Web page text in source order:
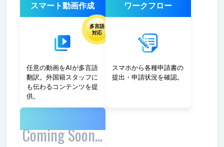
スマート動画作成
多言語
対応
任意の動画をAIが多言語
翻訳。外国籍スタッフに
も伝わるコンテンツを提
供。
ワークフロー
スマホから各種申請書の
提出・申請状況を確認。
Coming Soon...